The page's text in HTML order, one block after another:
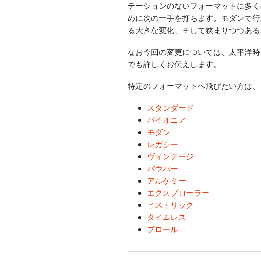
テーションのないフォーマットに多
めに次の一手を打ちます。モダンで
る大きな変化、そして狭まりつつあ
なお今回の変更については、太平洋
でも詳しくお伝えします。
特定のフォーマットへ飛びたい方は
スタンダード
パイオニア
モダン
レガシー
ヴィンテージ
パウパー
アルケミー
エクスプローラー
ヒストリック
タイムレス
ブロール